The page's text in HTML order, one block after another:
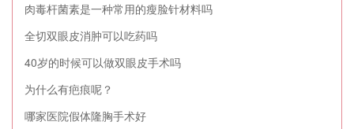
肉毒杆菌素是一种常用的瘦脸针材料吗
全切双眼皮消肿可以吃药吗
40岁的时候可以做双眼皮手术吗
为什么有疤痕呢？
哪家医院假体隆胸手术好